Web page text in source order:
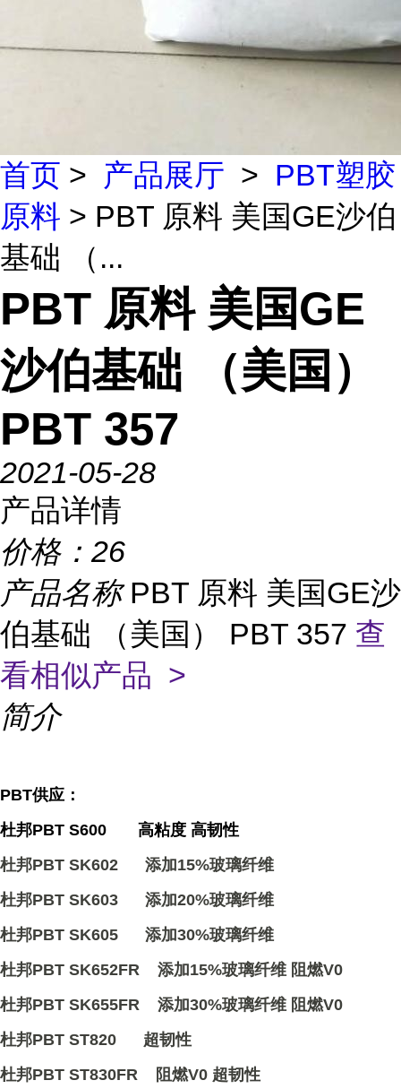
首页 > 产品展厅 > PBT塑胶
原料 > PBT 原料 美国GE沙伯
基础 （...
PBT 原料 美国GE
沙伯基础 （美国）
PBT 357
2021-05-28
产品详情
价格： 26
产品名称PBT 原料 美国GE沙
伯基础 （美国） PBT 357 查
看相似产品 >
简介
PBT供应：
杜邦PBT S600 高粘度 高韧性
杜邦PBT SK602 添加15%玻璃纤维
杜邦PBT SK603 添加20%玻璃纤维
杜邦PBT SK605 添加30%玻璃纤维
杜邦PBT SK652FR 添加15%玻璃纤维 阻燃V0
杜邦PBT SK655FR 添加30%玻璃纤维 阻燃V0
杜邦PBT ST820 超韧性
杜邦PBT ST830FR 阻燃V0 超韧性